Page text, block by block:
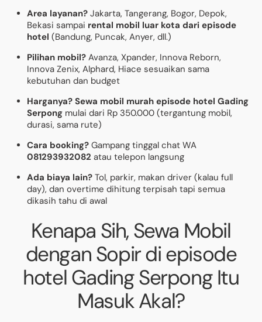
Area layanan? Jakarta, Tangerang, Bogor, Depok,
Bekasi sampai rental mobil luar kota dari episode
hotel (Bandung, Puncak, Anyer, dll.)
Pilihan mobil? Avanza, Xpander, Innova Reborn,
Innova Zenix, Alphard, Hiace sesuaikan sama
kebutuhan dan budget
Harganya? Sewa mobil murah episode hotel Gading
Serpong mulai dari Rp 350.000 (tergantung mobil,
durasi, sama rute)
Cara booking? Gampang tinggal chat WA
081293932082 atau telepon langsung
Ada biaya lain? Tol, parkir, makan driver (kalau full
day), dan overtime dihitung terpisah tapi semua
dikasih tahu di awal
Kenapa Sih, Sewa Mobil
dengan Sopir di episode
hotel Gading Serpong Itu
Masuk Akal?